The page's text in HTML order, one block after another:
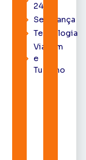
24h
Segurança
Tecnologia
Viagem
e
Turismo